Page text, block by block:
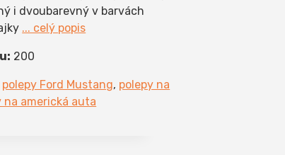
i dvoubarevný v barvách
... celý popis
200
polepy Ford Mustang, polepy na
na americká auta